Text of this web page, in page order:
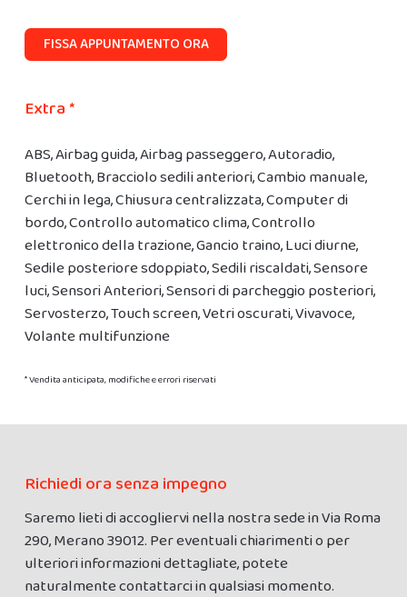
FISSA APPUNTAMENTO ORA
Extra *
ABS, Airbag guida, Airbag passeggero, Autoradio,
Bluetooth, Bracciolo sedili anteriori, Cambio manuale,
Cerchi in lega, Chiusura centralizzata, Computer di
bordo, Controllo automatico clima, Controllo
elettronico della trazione, Gancio traino, Luci diurne,
Sedile posteriore sdoppiato, Sedili riscaldati, Sensore
luci, Sensori Anteriori, Sensori di parcheggio posteriori,
Servosterzo, Touch screen, Vetri oscurati, Vivavoce,
Volante multifunzione
* Vendita anticipata, modifiche e errori riservati
Richiedi ora senza impegno
Saremo lieti di accogliervi nella nostra sede in Via Roma
290, Merano 39012. Per eventuali chiarimenti o per
ulteriori informazioni dettagliate, potete
naturalmente contattarci in qualsiasi momento.